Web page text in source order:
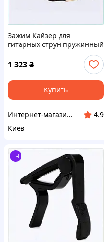
Зажим Кайзер для
гитарных струн пружинный
1 323₴
Купить
Интернет-магазин "SmartShop"
4.9
Киев